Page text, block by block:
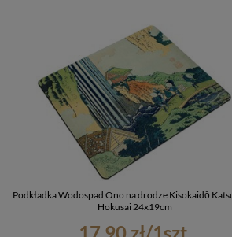
Podkładka Wodospad Ono na drodze Kisokaidō
Hokusai 24x19cm